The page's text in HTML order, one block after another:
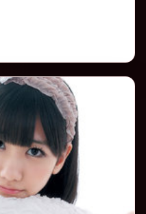
应；配乐与色彩高度服务